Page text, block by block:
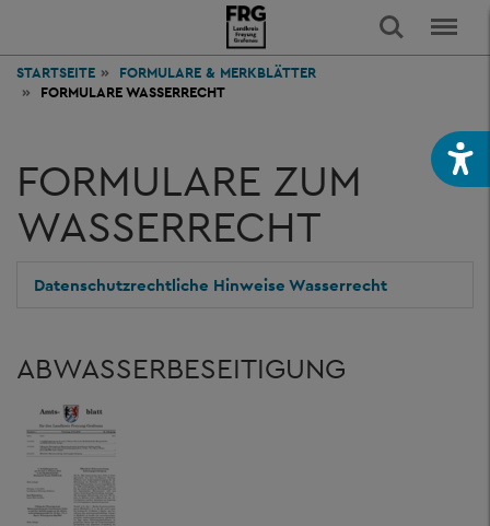
STARTSEITE
FORMULARE & MERKBLÄTTER
FORMULARE WASSERRECHT
FORMULARE ZUM
WASSERRECHT
Datenschutzrechtliche Hinweise Wasserrecht
ABWASSERBESEITIGUNG